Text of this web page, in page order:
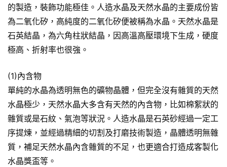
的製造，裝飾功能極佳。人造水晶及天然水晶的主要成份皆
為二氧化矽，高純度的二氧化矽便被稱為水晶。天然水晶是
石英結晶，為六角柱狀結晶，因高溫高壓環境下生成，硬度
極高、折射率也很強。
(1)內含物
單純的水晶為透明無色的礦物晶體，但完全沒有雜質的天然
水晶極少，天然水晶大多含有天然的內含物，比如棉絮狀的
雜質或是石紋、氣泡等狀況。人造水晶是石英砂經過一定工
序提煉，並經過精細的切割及打磨技術製造，晶體透明無雜
質，補足天然水晶內含雜質的不足，也更適合打造成客製化
水晶獎盃等。